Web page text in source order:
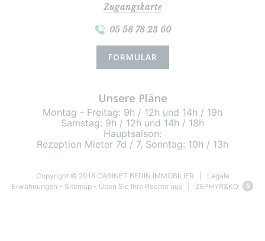
Zugangskarte
05 58 78 23 60
FORMULAR
Unsere Pläne
Montag - Freitag: 9h / 12h und 14h / 19h
Samstag: 9h / 12h und 14h / 18h
Hauptsaison:
Rezeption Mieter 7d / 7, Sonntag: 10h / 13h
Copyright © 2018 CABINET BEDIN IMMOBILIER | Legale
Erwähnungen - Sitemap - Üben Sie Ihre Rechte aus | ZEPHYR&KO